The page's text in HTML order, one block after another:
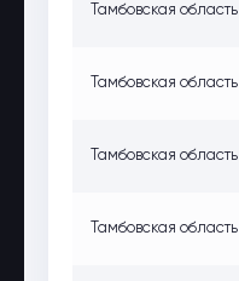
Тамбовская область
Тамбовская область
Тамбовская область
Тамбовская область